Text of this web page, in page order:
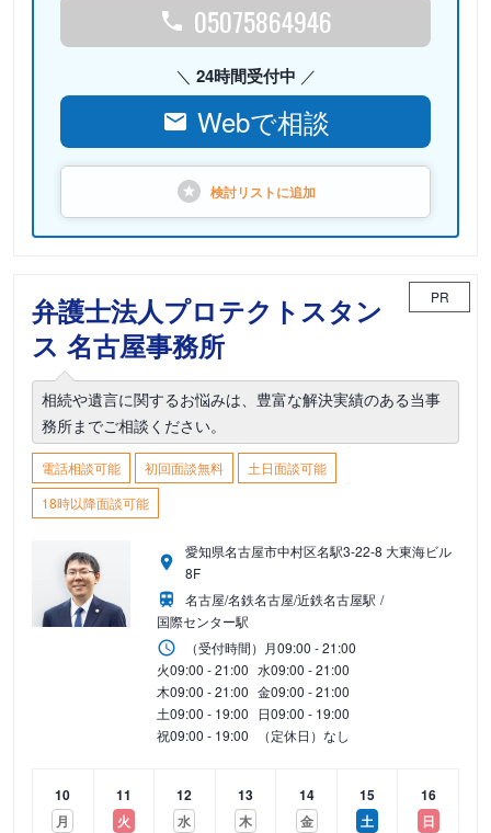
05075864946
24時間受付中
Webで相談
検討リストに追加
弁護士法人プロテクトスタン
ス 名古屋事務所
PR
相続や遺言に関するお悩みは、豊富な解決実績のある当事
務所までご相談ください。
電話相談可能 初回面談無料
土日面談可能
18時以降面談可能
愛知県名古屋市中村区名駅3-22-8 大東海ビル
8F
名古屋/名鉄名古屋/近鉄名古屋駅
国際センター駅
（受付時間） 月09:00 - 21:00
火09:00 - 21:00 水09:00 - 21:00
木09:00 - 21:00 金09:00 - 21:00
土09:00 - 19:00 日09:00 - 19:00
祝09:00 - 19:00 （定休日）なし
10
月
11
火
12
水
13
木
14
金
15
土
16
日